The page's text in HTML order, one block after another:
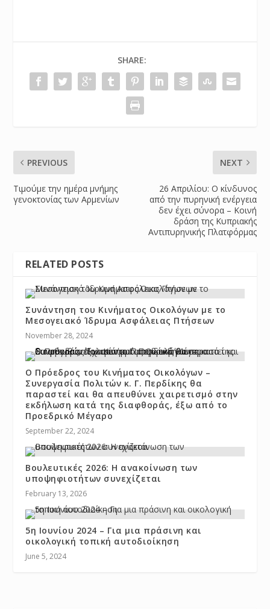
SHARE:
PREVIOUS
Τιμούμε την ημέρα μνήμης
γενοκτονίας των Αρμενίων
NEXT
26 Απριλίου: Ο κίνδυνος
από την πυρηνική ενέργεια
δεν έχει σύνορα – Κοινή
δράση της Κυπριακής
Αντιπυρηνικής Πλατφόρμας
RELATED POSTS
Συνάντηση του Κινήματος Οικολόγων με το
Μεσογειακό Ίδρυμα Ασφάλειας Πτήσεων
November 28, 2024
Ο Πρόεδρος του Κινήματος Οικολόγων –
Συνεργασία Πολιτών κ. Γ. Περδίκης θα
παραστεί και θα απευθύνει χαιρετισμό στην
εκδήλωση κατά της διαφθοράς, έξω από το
Προεδρικό Μέγαρο
September 22, 2024
Βουλευτικές 2026: Η ανακοίνωση των
υποψηφιοτήτων συνεχίζεται
February 13, 2026
5η Ιουνίου 2024 – Για μια πράσινη και
οικολογική τοπική αυτοδιοίκηση
June 5, 2024